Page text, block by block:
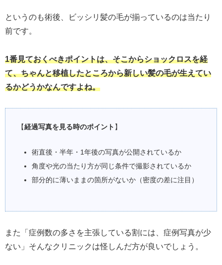
というのも術後、ビッシリ髪の毛が揃っているのは当たり
前です。
1番見ておくべきポイントは、そこからショックロスを経
て、ちゃんと移植したところから新しい髪の毛が生えてい
るかどうかなんですよね。
【経過写真を見る時のポイント 】
術直後・半年・1年後の写真が公開されているか
角度や光の当たり方が同じ条件で撮影されているか
部分的に薄いままの箇所がないか（密度の差に注目）
また「症例数の多さを主張している割には、症例写真が少
ない」そんなクリニックは怪しんだ方が良いでしょう。